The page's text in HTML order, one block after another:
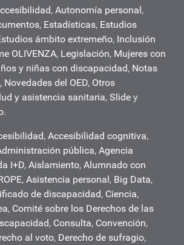
, Autonomía personal,
, Estadísticas, Estudios
ámbito extremeño, Inclusión
OLIVENZA, Legislación, Mujeres con
y niñas con discapacidad, Notas
, Novedades del OED, Otros
y asistencia sanitaria, Slide y
.
, Accesibilidad cognitiva,
pública, Agencia
I+D, Aislamiento, Alumnado con
, Asistencia personal, Big Data,
de discapacidad, Ciencia,
, Comité sobre los Derechos de las
, Consulta, Convención,
al voto, Derecho de sufragio,